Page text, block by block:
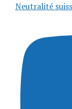
Neutralité